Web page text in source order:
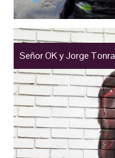
Señor OK y Jorge Tonra